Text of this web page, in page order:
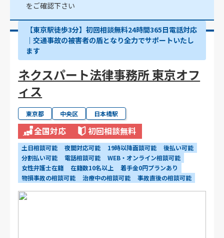
をご確認下さい
【東京駅徒歩3分】初回相談無料24時間365日電話対応
｜交通事故の被害者の盾となり全力でサポートいたし
ます
ネクスパート法律事務所 東京オフ
ィス
東京都 中央区 日本橋駅
全国対応 初回相談無料
土日相談可能 夜間対応可能 19時以降面談可能
後払い可能
分割払い可能
電話相談可能
WEB・オンライン相談可能
女性弁護士在籍
在籍数10名以上
着手金0円プランあり
物損事故の相談可能
治療中の相談可能 事故直後の相談可能